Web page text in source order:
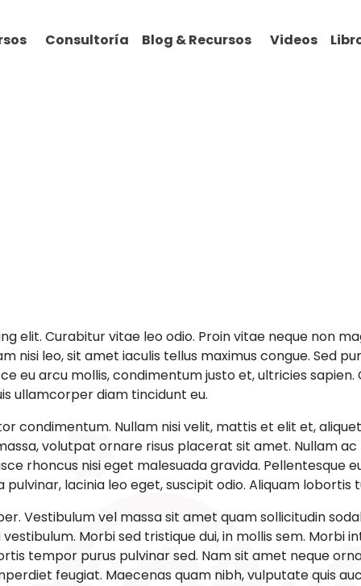
Consultoría Blog & Recursos Videos
elit. Curabitur vitae leo odio. Proin vitae neque non
nisi leo, sit amet iaculis tellus maximus congue. Sed
eu arcu mollis, condimentum justo et, ultricies
ullamcorper diam tincidunt eu.
condimentum. Nullam nisi velit, mattis et elit et,
volutpat ornare risus placerat sit amet. Nullam
rhoncus nisi eget malesuada gravida. Pellentesque
lacinia leo eget, suscipit odio. Aliquam
Vestibulum vel massa sit amet quam sollicitudin
Morbi sed tristique dui, in mollis sem. Morbi
tempor purus pulvinar sed. Nam sit amet neque
feugiat. Maecenas quam nibh, vulputate quis